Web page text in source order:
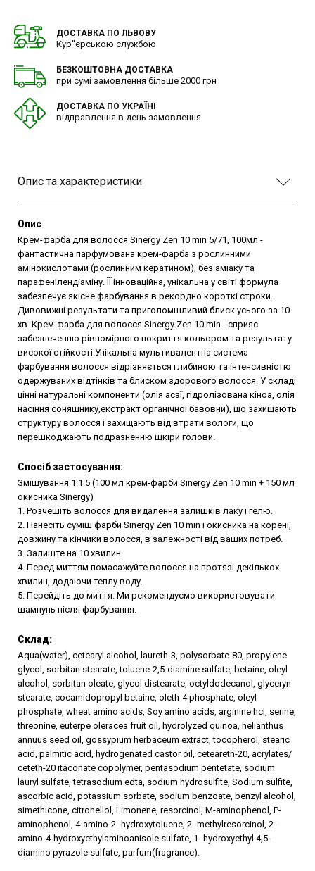
ДОСТАВКА ПО ЛЬВОВУ
Кур"єрською службою
БЕЗКОШТОВНА ДОСТАВКА
при сумі замовлення більше 2000 грн
ДОСТАВКА ПО УКРАЇНІ
відправлення в день замовлення
Опис та характеристики
Опис
Крем-фарба для волосся Sinergy Zen 10 min 5/71, 100мл -
фантастична парфумована крем-фарба з рослинними
амінокислотами (рослинним кератином), без аміаку та
парафенілендіаміну. ЇЇ інноваційна, унікальна у світі формула
забезпечує якісне фарбування в рекордно короткі строки.
Дивовижні результати та приголомшливий блиск усього за 10
хв. Крем-фарба для волосся Sinergy Zen 10 min - сприяє
забезпеченню рівномірного покриття кольором та результату
високої стійкості.Унікальна мультивалентна система
фарбування волосся відрізняється глибиною та інтенсивністю
одержуваних відтінків та блиском здорового волосся. У складі
цінні натуральні компоненти (олія асаї, гідролізована кіноа, олія
насіння соняшнику,екстракт органічної бавовни), що захищають
структуру волосся і захищають від втрати вологи, що
перешкоджають подразненню шкіри голови.
Спосіб застосування:
Змішування 1:1.5 (100 мл крем-фарби Sinergy Zen 10 min + 150 мл
окисника Sinergy)
1. Розчешіть волосся для видалення залишків лаку і гелю.
2. Нанесіть суміш фарби Sinergy Zen 10 min і окисника на корені,
довжину та кінчики волосся, в залежності від ваших потреб.
3. Залиште на 10 хвилин.
4. Перед миттям помасажуйте волосся на протязі декількох
хвилин, додаючи теплу воду.
5. Перейдіть до миття. Ми рекомендуємо використовувати
шампунь після фарбування.
Склад:
Aqua(water), cetearyl alcohol, laureth-3, polysorbate-80, propylene
glycol, sorbitan stearate, toluene-2,5-diamine sulfate, betaine, oleyl
alcohol, sorbitan oleate, glycol distearate, octyldodecanol, glyceryn
stearate, cocamidopropyl betaine, oleth-4 phosphate, oleyl
phosphate, wheat amino acids, Soy amino acids, arginine hcl, serine,
threonine, euterpe oleracea fruit oil, hydrolyzed quinoa, helianthus
annuus seed oil, gossypium herbaceum extract, tocopherol, stearic
acid, palmitic acid, hydrogenated castor oil, ceteareth-20, acrylates/
ceteth-20 itaconate copolymer, pentasodium pentetate, sodium
lauryl sulfate, tetrasodium edta, sodium hydrosulfite, Sodium sulfite,
ascorbic acid, potassium sorbate, sodium benzoate, benzyl alcohol,
simethicone, citronellol, Limonene, resorcinol, M-aminophenol, P-
aminophenol, 4-amino-2- hydroxytoluene, 2- methylresorcinol, 2-
amino-4-hydroxyethylaminoanisole sulfate, 1- hydroxyethyl 4,5-
diamino pyrazole sulfate, parfum(fragrance).
ДОГЛЯДУ
5 запитань від нашого трихолога - і твоє
волосся стане ідеальним
ПРОЙТИ ТЕСТ